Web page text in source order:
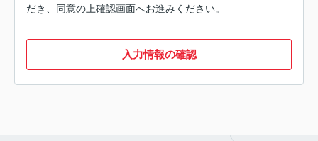
だき、同意の上確認画面へお進みください。
入力情報の確認